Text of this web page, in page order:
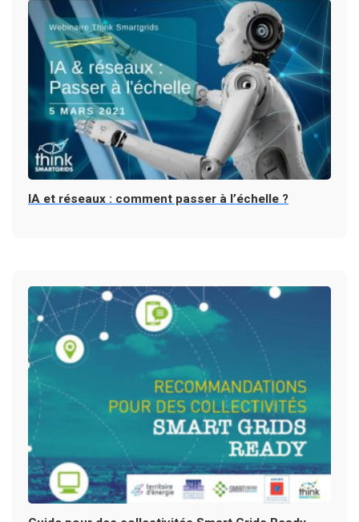
IA et réseaux : comment passer à l’échelle ?